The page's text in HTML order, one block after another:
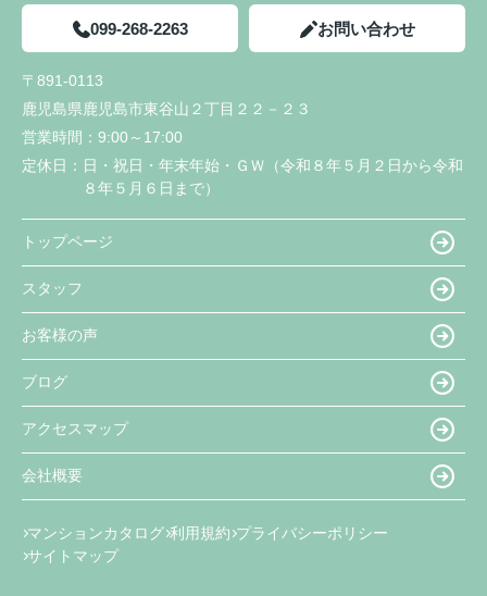
099-268-2263 お問い合わせ
〒891-0113
鹿児島県鹿児島市東谷山２丁目２２－２３
営業時間： 9:00～17:00
定休日： 日・祝日・年末年始・ＧＷ（令和８年５月２日から令和
８年５月６日まで）
トップページ
スタッフ
お客様の声
ブログ
アクセスマップ
会社概要
マンションカタログ 利用規約 プライバシーポリシー
サイトマップ